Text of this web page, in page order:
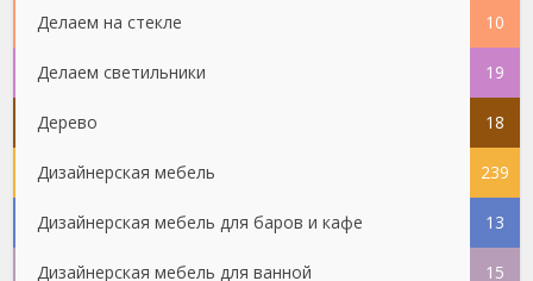
Делаем на стекле 10
Делаем светильники 19
Дерево 18
Дизайнерская мебель 239
Дизайнерская мебель для баров и кафе 13
Дизайнерская мебель для ванной 15